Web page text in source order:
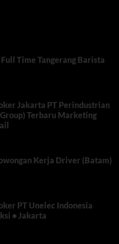
Time Tangerang Barista
Jakarta PT Perindustrian
Terbaru Marketing
Kerja Driver (Batam)
PT Unelec Indonesia
• Jakarta